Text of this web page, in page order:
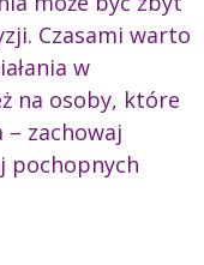
Czasami warto
w
na osoby, które
– zachowaj
pochopnych